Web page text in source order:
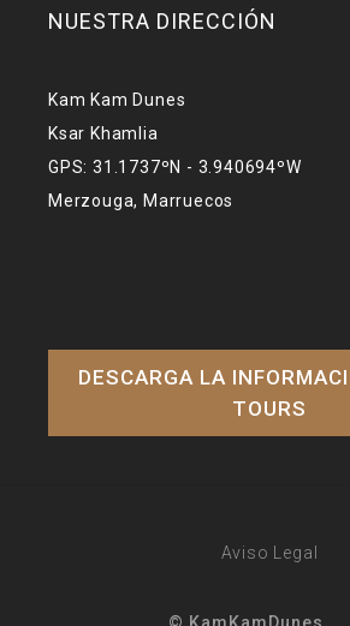
NUESTRA DIRECCIÓN
Kam Kam Dunes
Ksar Khamlia
GPS: 31.1737ºN - 3.940694ºW
Merzouga, Marruecos
DESCARGA LA
TOURS
Aviso Legal